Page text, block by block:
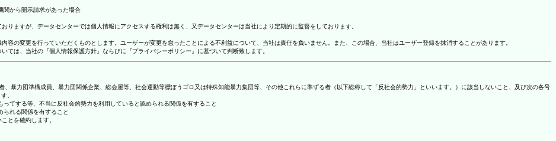
関から開示請求があった場合
ますが、データセンターでは個人情報にアクセスする権利は無く、又データセンターは当社により定期的に監督をしております。
の変更を行っていただくものとします。ユーザーが変更を怠ったことによる不利益について、当社は責任を負いません。また、この場合、当社はユーザー登録を抹消することがあります。
は、当社の『個人情報保護方針』ならびに『プライバシーポリシー』に基づいて判断致します。
暴力団準構成員、暴力団関係企業、総会屋等、社会運動等標ぼうゴロ又は特殊知能暴力集団等、その他これらに準ずる者（以下総称して「反社会的勢力」といいます。）に該当しないこと、及び次の各号
。
てする等、不当に反社会的勢力を利用していると認められる関係を有すること
られる関係を有すること
とを確約します。